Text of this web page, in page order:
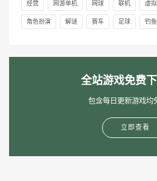
经营 网游单机 网球 联机 虚
角色扮演 解谜 赛车 足球 钓鱼
全站游戏免费
包含每日更新游戏均
立即查看